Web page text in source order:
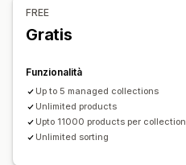
FREE
Gratis
Funzionalità
Up to 5 managed collections
Unlimited products
Upto 11000 products per collection
Unlimited sorting